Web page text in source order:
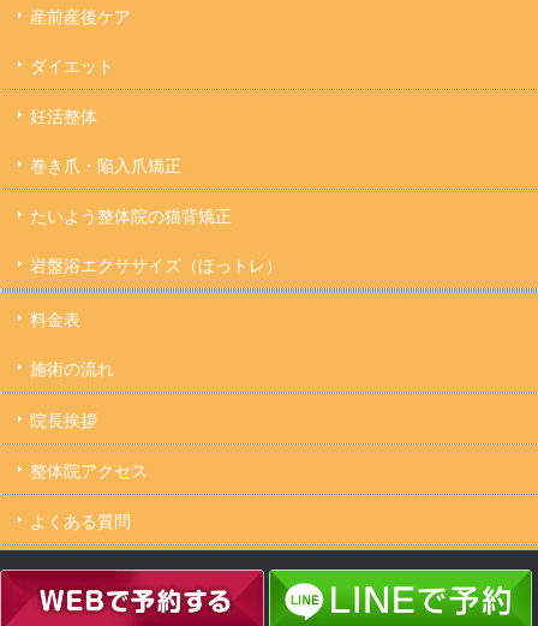
産前産後ケア
ダイエット
妊活整体
巻き爪・陥入爪矯正
たいよう整体院の猫背矯正
岩盤浴エクササイズ（ほっトレ）
料金表
施術の流れ
院長挨拶
整体院アクセス
よくある質問
キャンセルについて